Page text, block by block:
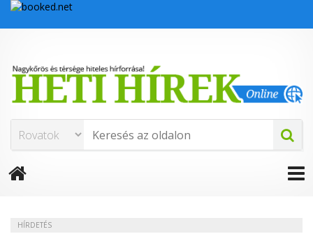
HÍRDETÉS